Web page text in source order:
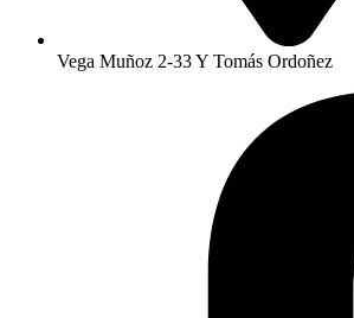
Vega Muñoz 2-33 Y Tomás Ordoñez